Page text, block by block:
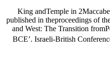
King andTemple in
published in theproceedings of
and West: The Transition
BCE’. Israeli-British